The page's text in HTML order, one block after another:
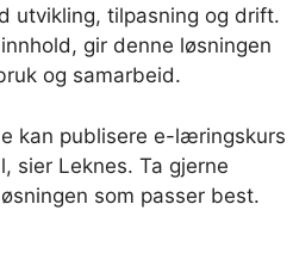
utvikling, tilpasning og drift.
gir denne løsningen
og samarbeid.
kan publisere e-læringskurs
sier Leknes. Ta gjerne
som passer best.